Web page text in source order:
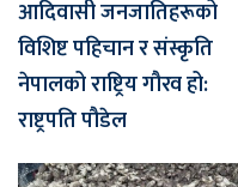
आदिवासी जनजातिहरूको
विशिष्ट पहिचान र संस्कृति
नेपालको राष्ट्रिय गौरव हो:
राष्ट्रपति पौडेल